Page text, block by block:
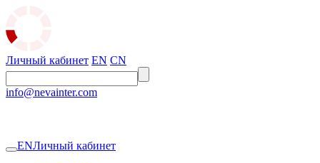
Личный кабинет EN CN
info@nevainter.com
ENЛичный кабинет